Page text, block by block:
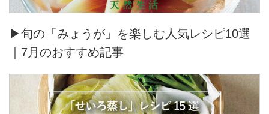
▶旬の「みょうが」を楽しむ人気レシピ10選
｜7月のおすすめ記事